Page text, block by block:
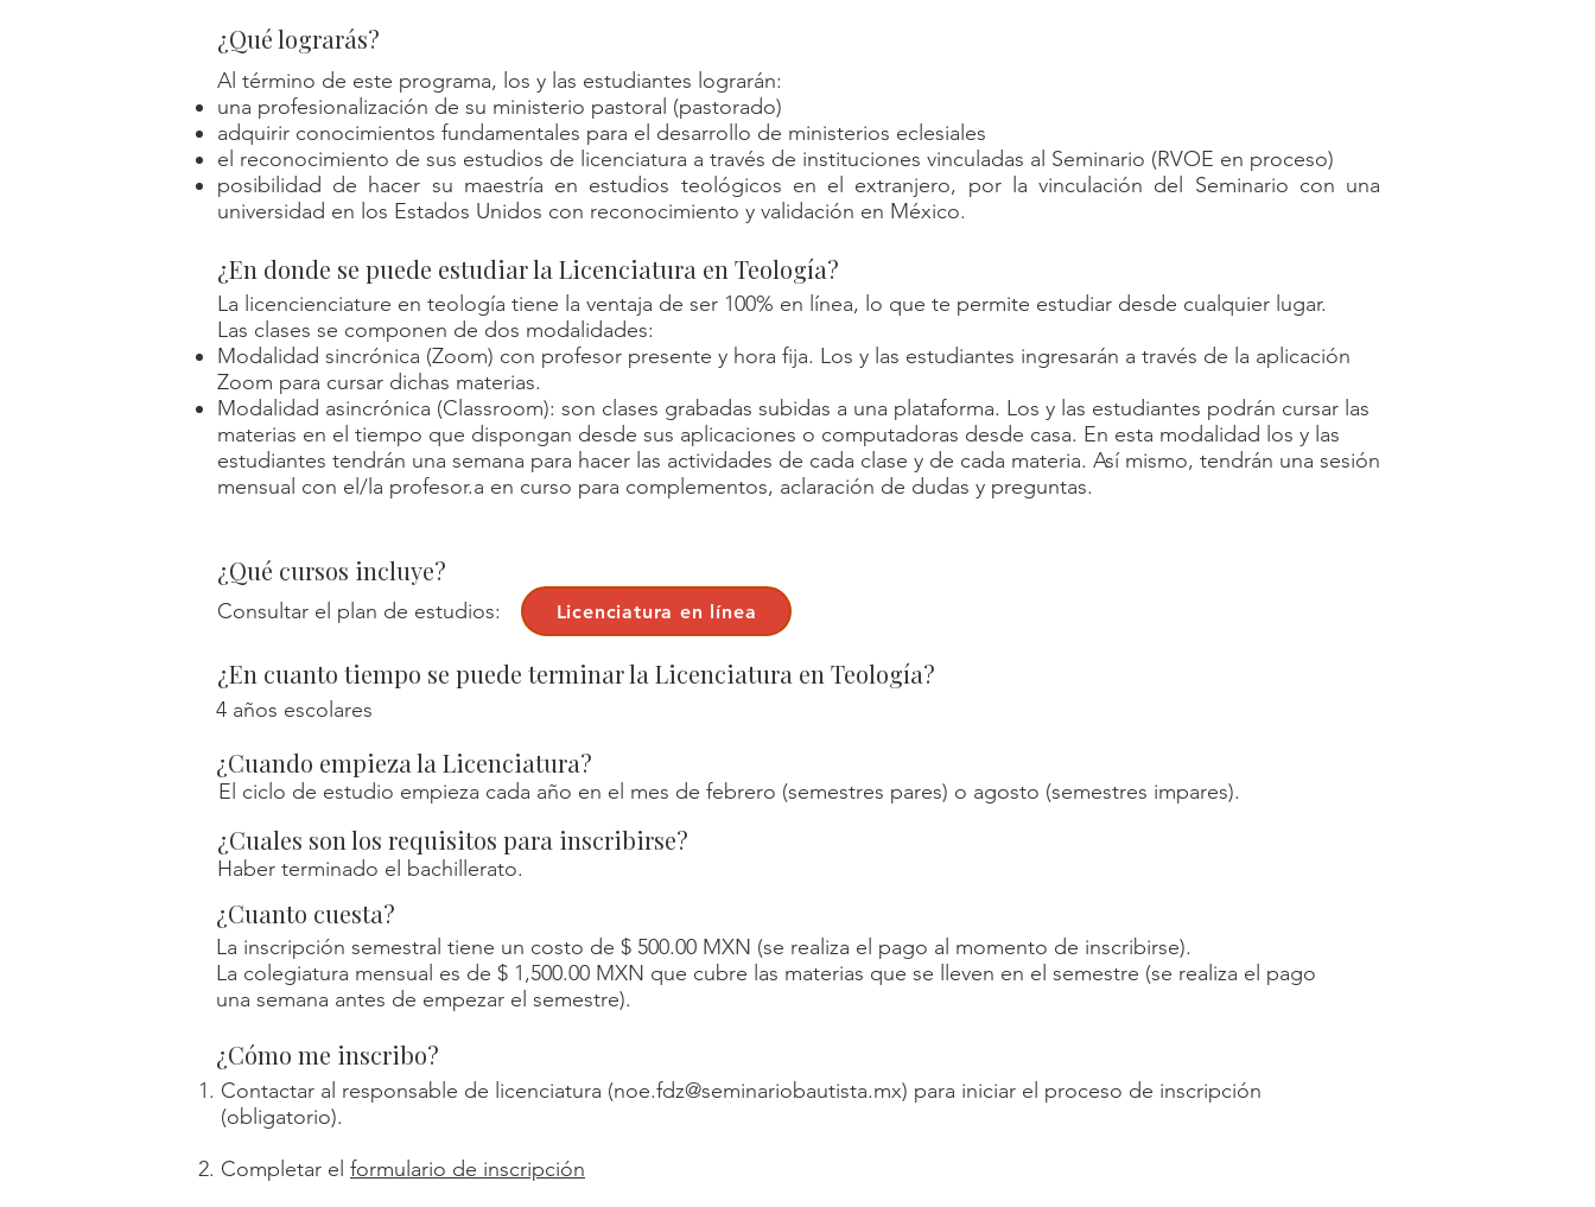
¿Qué lograrás?
Al término de este programa, los y las estudiantes lograrán:
una profesionalización de su ministerio pastoral (pastorado)
adquirir conocimientos fundamentales para el desarrollo de ministerios eclesiales
el reconocimiento de sus estudios de licenciatura a través de instituciones vinculadas al Seminario (RVOE en proceso)
posibilidad de hacer su maestría en estudios teológicos en el extranjero, por la vinculación del Seminario con una
universidad en los Estados Unidos con reconocimiento y validación en México.
¿En donde se puede estudiar la Licenciatura en Teología?
La licencienciature en teología tiene la ventaja de ser 100% en línea, lo que te permite estudiar desde cualquier lugar.
Las clases se componen de dos modalidades:
Modalidad sincrónica (Zoom) con profesor presente y hora fija. Los y las estudiantes ingresarán a través de la aplicación
Zoom para cursar dichas materias.
Modalidad asincrónica (Classroom): son clases grabadas subidas a una plataforma. Los y las estudiantes podrán cursar las
materias en el tiempo que dispongan desde sus aplicaciones o computadoras desde casa. En esta modalidad los y las
estudiantes tendrán una semana para hacer las actividades de cada clase y de cada materia. Así mismo, tendrán una sesión
mensual con el/la profesor.a en curso para complementos, aclaración de dudas y preguntas.
¿Qué cursos incluye?
Consultar el plan de estudios: Licenciatura en línea
¿En cuanto tiempo se puede terminar la Licenciatura en Teología?
4 años escolares
¿Cuando empieza la Licenciatura?
El ciclo de estudio empieza cada año en el mes de febrero (semestres pares) o agosto (semestres impares).
¿Cuales son los requisitos para inscribirse?
Haber terminado el bachillerato.
¿Cuanto cuesta?
La inscripción semestral tiene un costo de $ 500.00 MXN (se realiza el pago al momento de inscribirse).
La colegiatura mensual es de $ 1,500.00 MXN que cubre las materias que se lleven en el semestre (se realiza el pago
una semana antes de empezar el semestre).
¿Cómo me inscribo?
Contactar al responsable de licenciatura (noe.fdz@seminariobautista.mx) para iniciar el proceso de inscripción
(obligatorio).
Completar el formulario de inscripción